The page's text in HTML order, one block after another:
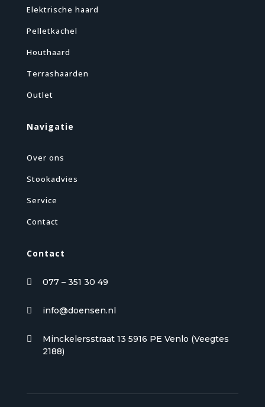
Elektrische haard
Pelletkachel
Houthaard
Terrashaarden
Outlet
Navigatie
Over ons
Stookadvies
Service
Contact
Contact
 077 – 351 30 49
 info@doensen.nl

Minckelersstraat 13 5916 PE Venlo (Veegtes
2188)